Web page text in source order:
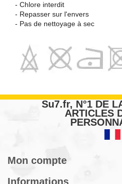
- Chlore interdit
- Repasser sur l'envers
- Pas de nettoyage à sec
Su7.fr, N°1 DE
ARTICLES
Mon compte
Informations